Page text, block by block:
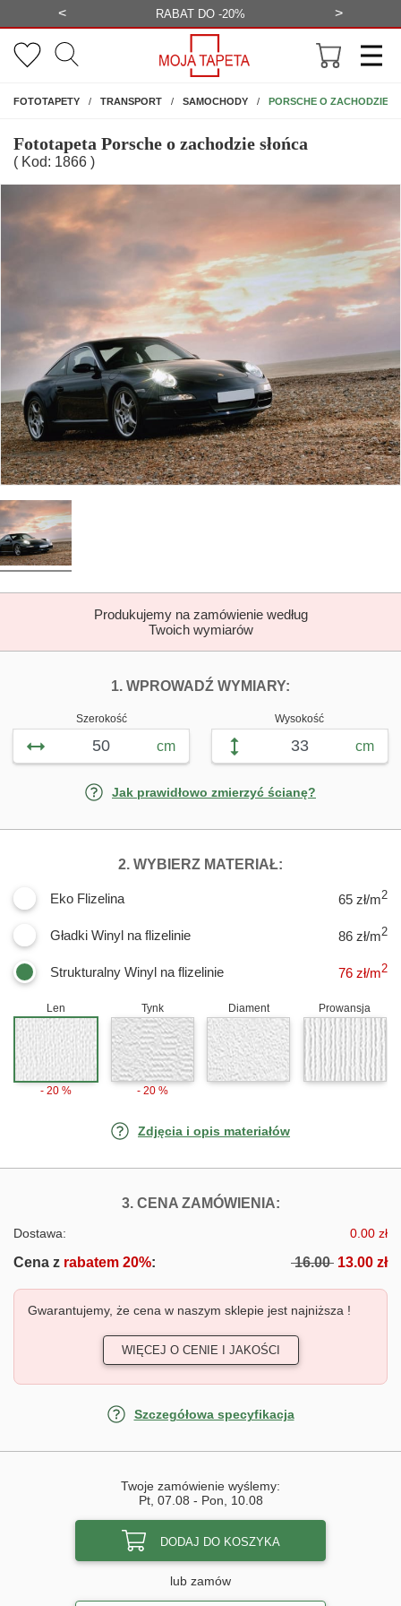
< BEZPŁATNA WIZUALIZACJA >
FOTOTAPETYNA ŚCIANĘ
TRANSPORT SAMOCHODY PORSCHE O ZACHODZIE
Fototapeta Porsche o zachodzie słońca
( Kod: 1866 )
Produkujemy na zamówienie według
Twoich wymiarów
1. WPROWADŹ WYMIARY:
Szerokość
cm
Wysokość
cm
Jak prawidłowo zmierzyć ścianę?
2. WYBIERZ MATERIAŁ:
Eko Flizelina 65 zł/m2
Gładki Winyl na flizelinie 86 zł/m2
Strukturalny Winyl na flizelinie 76 zł/m2
Len
- 20 %
Tynk
- 20 %
Diament Prowansja
Zdjęcia i opis materiałów
3. CENA ZAMÓWIENIA:FOTOTAPETY
Dostawa: 0.00 zł
Cena z rabatem 20%: 16.00 13.00 zł
Gwarantujemy, że cena w naszym sklepie jest najniższa !
WIĘCEJ O CENIE I JAKOŚCI
Szczegółowa specyfikacja
Twoje zamówienie wyślemy:
Pt, 07.08 - Pon, 10.08
DODAJ DO KOSZYKA
lub zamów